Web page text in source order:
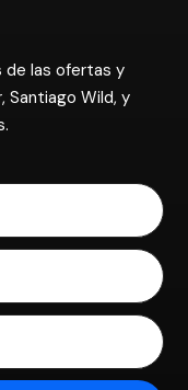
de las ofertas y
Santiago Wild, y